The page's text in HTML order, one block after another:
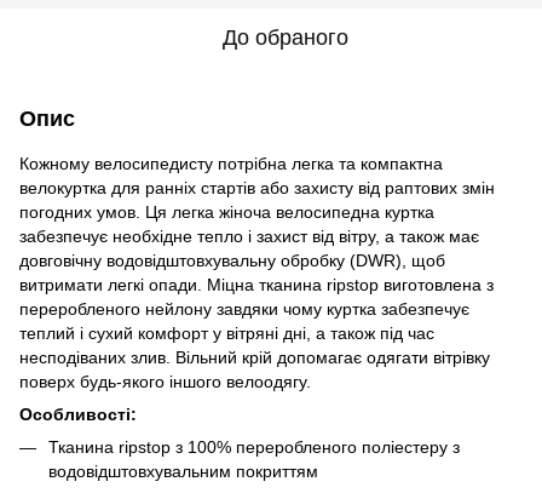
До обраного
Опис
Кожному велосипедисту потрібна легка та компактна
велокуртка для ранніх стартів або захисту від раптових змін
погодних умов. Ця легка жіноча велосипедна куртка
забезпечує необхідне тепло і захист від вітру, а також має
довговічну водовідштовхувальну обробку (DWR), щоб
витримати легкі опади. Міцна тканина ripstop виготовлена з
переробленого нейлону завдяки чому куртка забезпечує
теплий і сухий комфорт у вітряні дні, а також під час
несподіваних злив. Вільний крій допомагає одягати вітрівку
поверх будь-якого іншого велоодягу.
Особливості:
Тканина ripstop з 100% переробленого поліестеру з
водовідштовхувальним покриттям